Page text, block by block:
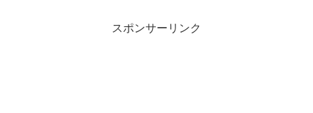
スポンサーリンク